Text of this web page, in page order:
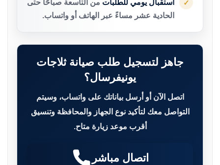
✓ استقبال يومي للطلبات من التاسعة صباحًا حتى
الحادية عشر مساءً عبر الهاتف أو واتساب.
جاهز لتسجيل طلب صيانة ثلاجات
يونيفرسال؟
اتصل الآن أو أرسل بياناتك على واتساب، وسيتم
التواصل معك لتأكيد نوع الجهاز والمحافظة وتنسيق
أقرب موعد زيارة متاح.
اتصال مباشر